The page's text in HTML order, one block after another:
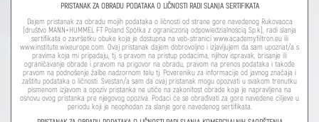
PRISTANAK ZA OBRADU PODATAKA O LIČNOSTI RADI SLANJA SERTIFIKATA
Dajem pristanak za obradu mojih podataka o ličnosti od strane gore navedenog Rukovaoca
(društvo MANN+HUMMEL FT Poland Spółka z ograniczoną odpowiedzialnością Sp.k), radi slanja
sertifikata o završetku obuke koja je dostupna na veb-stranici www.academy.filtron.eu ili
www.institute.wixeurope.com. Ovaj pristanak dajem dobrovoljno i izjavljujem da sam upoznat/a s
pravima koja mi pripadaju, tj. s pravom na pristup podacima, njihov ispravak, brisanje ili
ograničavanje obrade i pravom na prigovor na obradu, pravom na prenos podataka i takođe
pravom na podnošenje žalbe nadzornom telu tj. Povereniku za informacije od javnog značaja i
zaštitu podataka o ličnosti. Svestan/a sam da ovaj pristanak mogu opozvati u svakom trenutku
pismenom izjavom a opoziv pristanka ne utiče na zakonitost obrade koja je napravljena na
osnovu ovog pristanka pre njegovog opoziva. Podaci će se obrađivati za gore navedene ciljeve u
periodu koji je neophodan za slanje gore navedenog sertifikata.